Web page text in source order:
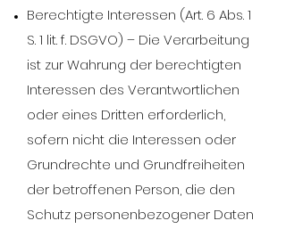
Berechtigte Interessen (Art. 6 Abs. 1
S. 1 lit. f. DSGVO) – Die Verarbeitung
ist zur Wahrung der berechtigten
Interessen des Verantwortlichen
oder eines Dritten erforderlich,
sofern nicht die Interessen oder
Grundrechte und Grundfreiheiten
der betroffenen Person, die den
Schutz personenbezogener Daten